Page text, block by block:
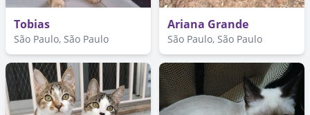
Tobias
São Paulo, São Paulo
Ariana Grande
São Paulo, São Paulo